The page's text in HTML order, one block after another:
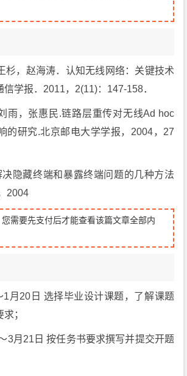
杉，赵海涛．认知无线网络：关键技术
信学报．2011，2(11)：147-158．
雨，张惠民.链路层重传对无线Ad hoc
的研究.北京邮电大学学报，2004，27
决隐藏终端和暴露终端问题的几种方法
2004
需要先支付后才能查看该篇文章全部内
1月20日 选择毕业设计课题，了解课题
；
3月21日 按任务书要求撰写并提交开题